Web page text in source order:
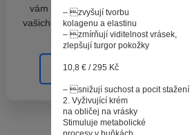
– zvyšují tvorbu
kolagenu a elastinu
– zmírňují viditelnost vrásek,
zlepšují turgor pokožky
10,8 € / 295 Kč
– snižují suchost a pocit stažení
2. Vyživující krém
na obličej na vrásky
Stimuluje metabolické
vám poskytovali smysluplné a
vašich údajů. Svůj souhlas můžete
zpracování osobních
Spravovat cookies